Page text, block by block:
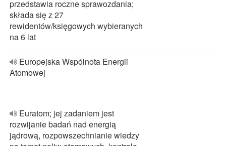
przedstawia roczne sprawozdania;
składa się z 27
rewidentów/księgowych wybieranych
na 6 lat
Europejska Wspólnota Energii
Atomowej
Euratom; jej zadaniem jest
rozwijanie badań nad energią
jądrową, rozpowszechnianie wiedzy